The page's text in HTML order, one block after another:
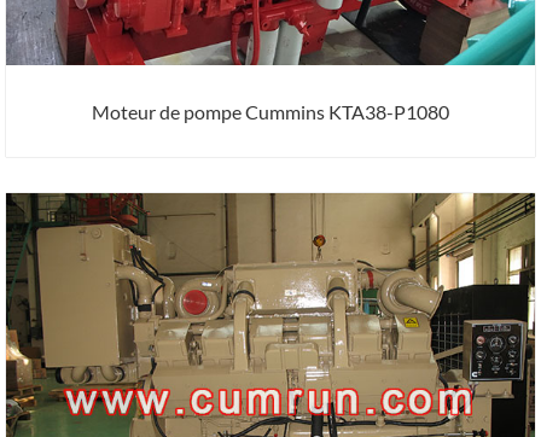
Moteur de pompe Cummins KTA38-P1080